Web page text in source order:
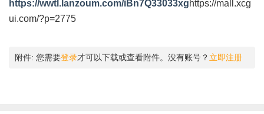
https://wwtl.lanzoum.com/iBn7Q33033xghttps://mall.xcg
ui.com/?p=2775
附件: 您需要登录才可以下载或查看附件。没有账号？ 立即注册